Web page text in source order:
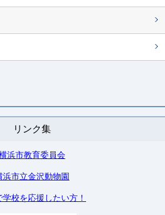
リンク集
浜市教育委員会
浜市立金沢動物園
学校を応援したい方！